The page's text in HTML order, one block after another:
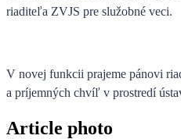
riaditeľa ZVJS pre služobné veci.
V novej funkcii prajeme pánovi
a príjemných chvíľ v prostredí
Article photo